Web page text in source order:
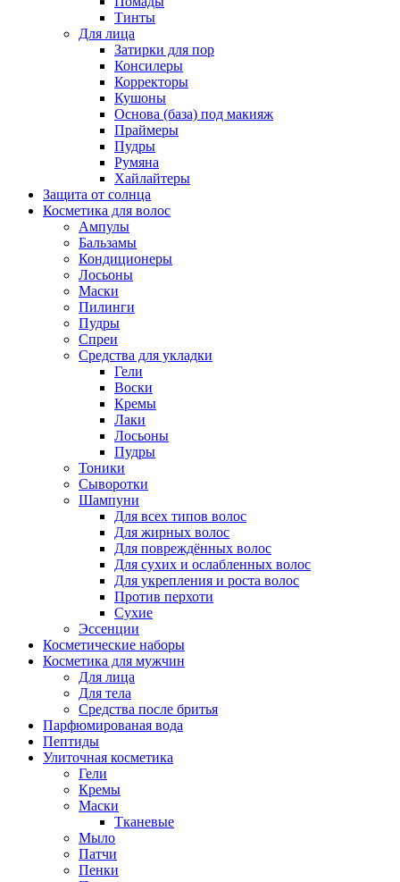
Тинты
Для лица
Затирки для пор
Консилеры
Корректоры
Кушоны
Основа (база) под макияж
Праймеры
Пудры
Румяна
Хайлайтеры
Защита от солнца
Косметика для волос
Ампулы
Бальзамы
Кондиционеры
Лосьоны
Маски
Пилинги
Пудры
Спреи
Средства для укладки
Гели
Воски
Кремы
Лаки
Лосьоны
Пудры
Тоники
Сыворотки
Шампуни
Для всех типов волос
Для жирных волос
Для повреждённых волос
Для сухих и ослабленных волос
Для укрепления и роста волос
Против перхоти
Сухие
Эссенции
Косметические наборы
Косметика для мужчин
Для лица
Для тела
Средства после бритья
Парфюмированая вода
Пептиды
Улиточная косметика
Гели
Кремы
Маски
Тканевые
Мыло
Патчи
Пенки